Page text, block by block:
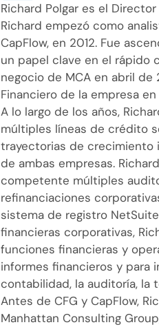
Richard Polgar es el
Richard empezó como
CapFlow, en 2012. Fue
un papel clave en el rápido
negocio de MCA en abril
Financiero de la empresa
A lo largo de los años,
múltiples líneas de crédito
trayectorias de crecimiento
de ambas empresas.
competente múltiples
refinanciaciones
sistema de registro
financieras corporativas,
funciones financieras y
informes financieros y para
contabilidad, la auditoría, la
Antes de CFG y CapFlow,
Manhattan Consulting